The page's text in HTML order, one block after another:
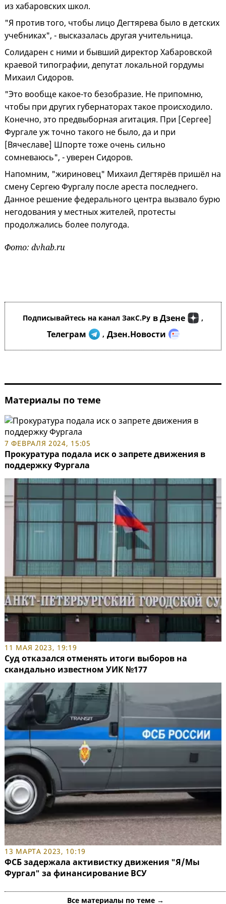
из хабаровских школ.
"Я против того, чтобы лицо Дегтярева было в детских
учебниках", - высказалась другая учительница.
Солидарен с ними и бывший директор Хабаровской
краевой типографии, депутат локальной гордумы
Михаил Сидоров.
"Это вообще какое-то безобразие. Не припомню,
чтобы при других губернаторах такое происходило.
Конечно, это предвыборная агитация. При [Сергее]
Фургале уж точно такого не было, да и при
[Вячеславе] Шпорте тоже очень сильно
сомневаюсь", - уверен Сидоров.
Напомним, "жириновец" Михаил Дегтярёв пришёл на
смену Сергею Фургалу после ареста последнего.
Данное решение федерального центра вызвало бурю
негодования у местных жителей, протесты
продолжались более полугода.
Фото: dvhab.ru
Подписывайтесь на канал ЗакС.Ру в Дзене ,
Телеграм , Дзен.Новости
Материалы по теме
7 ФЕВРАЛЯ 2024, 15:05
Прокуратура подала иск о запрете движения в
поддержку Фургала
11 МАЯ 2023, 19:19
Суд отказался отменять итоги выборов на
скандально известном УИК №177
13 МАРТА 2023, 10:19
ФСБ задержала активистку движения "Я/Мы
Фургал" за финансирование ВСУ
Все материалы по теме →